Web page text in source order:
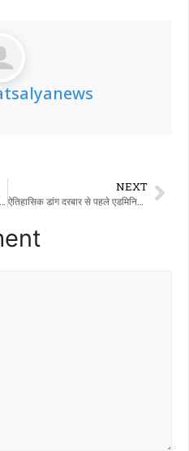
NEXT
ऐतिहासिक डांग दरबार से पहले एडमिनिस्ट्रेटिव सिस्टम तैयार: वघई-सपुतारा और आहवा सड़कों का बदलाव..